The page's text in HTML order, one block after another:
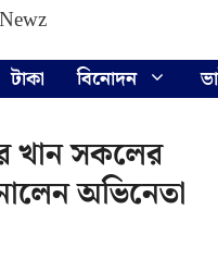
টাকা বিনোদন
খান সকলের
অভিনেতা